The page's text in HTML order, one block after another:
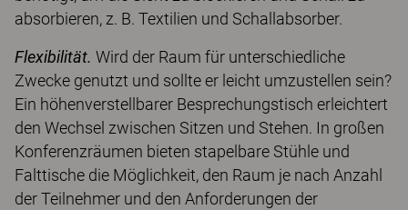
absorbieren, z. B. Textilien und Schallabsorber.
Flexibilität. Wird der Raum für unterschiedliche
Zwecke genutzt und sollte er leicht umzustellen sein?
Ein höhenverstellbarer Besprechungstisch erleichtert
den Wechsel zwischen Sitzen und Stehen. In großen
Konferenzräumen bieten stapelbare Stühle und
Falttische die Möglichkeit, den Raum je nach Anzahl
der Teilnehmer und den Anforderungen der